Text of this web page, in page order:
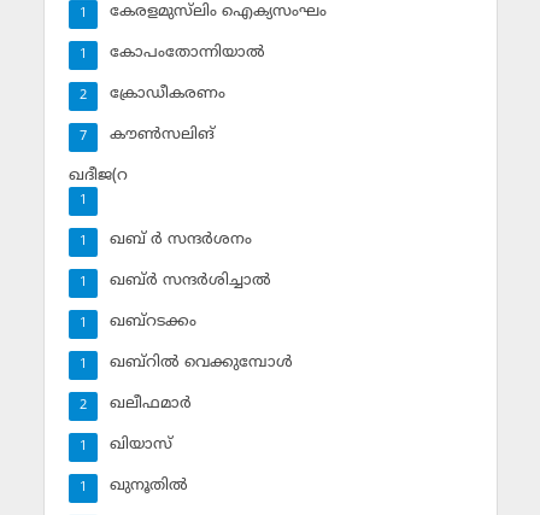
കേരളമുസ്‌ലിം ഐക്യസംഘം
1
കോപംതോന്നിയാല്‍
1
ക്രോഡീകരണം
2
കൗണ്‍സലിങ്‌
7
ഖദീജ(റ
1
ഖബ് ര്‍ സന്ദര്‍ശനം
1
ഖബ്ര്‍ സന്ദര്‍ശിച്ചാല്‍
1
ഖബ്‌റടക്കം
1
ഖബ്‌റില്‍ വെക്കുമ്പോള്‍
1
ഖലീഫമാര്‍
2
ഖിയാസ്
1
ഖുനൂതില്‍
1